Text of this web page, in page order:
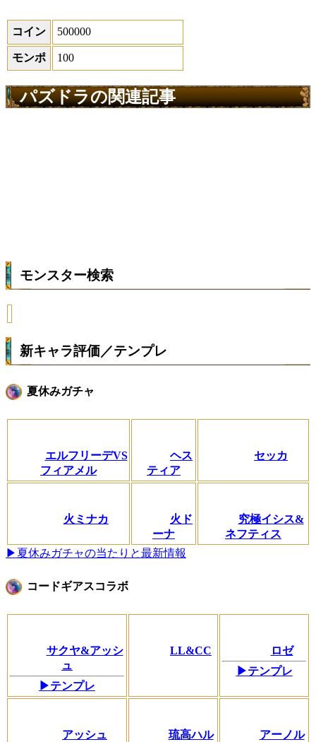
コイン 500000
モンポ 100
パズドラの関連記事
モンスター検索
新キャラ評価／テンプレ
夏休みガチャ
エルフリーデVS
フィアメル
ヘス
ティア
セッカ
火ミナカ
火ド
ーナ
究極イシス&
ネフティス
▶夏休みガチャの当たりと最新情報
コードギアスコラボ
サクヤ&アッシ
ュ
▶テンプレ
LL&CC
ロゼ
▶テンプレ
アッシュ
琉高ハル
アーノル